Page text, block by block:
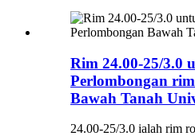
Rim 24.00-25/3.0
Perlombongan
Bawah Tanah
24.00-25/3.0 ialah rim